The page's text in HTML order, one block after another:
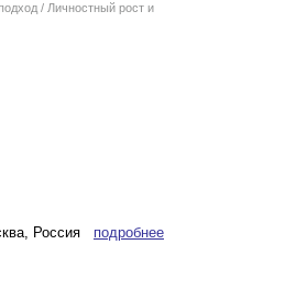
/ Личностный рост и
Россия подробнее